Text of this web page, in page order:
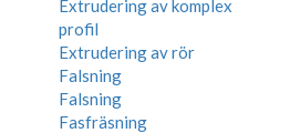
Extrudering av komplex
profil
Extrudering av rör
Falsning
Falsning
Fasfräsning